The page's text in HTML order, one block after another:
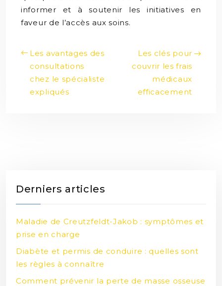
informer et à soutenir les initiatives en
faveur de l’accès aux soins.
Les avantages des
consultations
chez le spécialiste
expliqués
Les clés pour
couvrir les frais
médicaux
efficacement
Derniers articles
Maladie de Creutzfeldt-Jakob : symptômes et
prise en charge
Diabète et permis de conduire : quelles sont
les règles à connaître
Comment prévenir la perte de masse osseuse